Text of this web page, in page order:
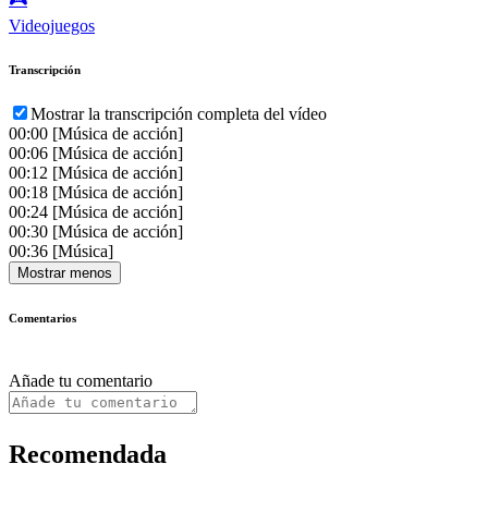
Videojuegos
Transcripción
Mostrar la transcripción completa del vídeo
00:00 [Música de acción]
00:06 [Música de acción]
00:12 [Música de acción]
00:18 [Música de acción]
00:24 [Música de acción]
00:30 [Música de acción]
00:36 [Música]
Mostrar menos
Comentarios
Añade tu comentario
Recomendada